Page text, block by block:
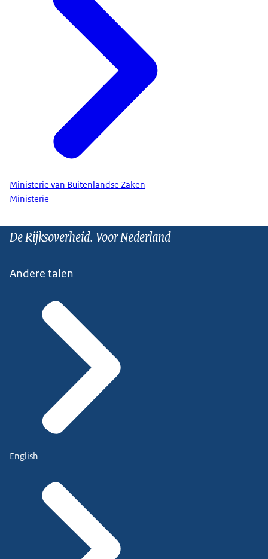
Ministerie van Buitenlandse Zaken
Ministerie
De Rijksoverheid. Voor Nederland
Andere talen
English